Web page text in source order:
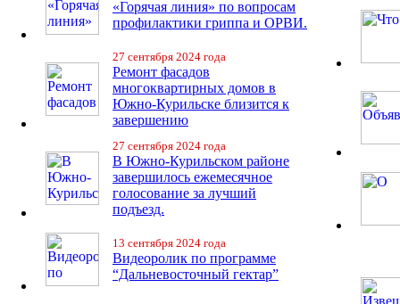
«Горячая линия» по вопросам
профилактики гриппа и ОРВИ.
27 сентября 2024 года
Ремонт фасадов
многоквартирных домов в
Южно-Курильске близится к
завершению
27 сентября 2024 года
В Южно-Курильском районе
завершилось ежемесячное
голосование за лучший
подъезд.
13 сентября 2024 года
Видеоролик по программе
“Дальневосточный гектар”